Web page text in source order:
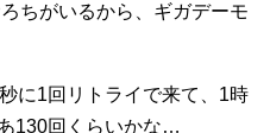
ちがいるから、ギガデーモ
に1回リトライで来て、1時
130回くらいかな…